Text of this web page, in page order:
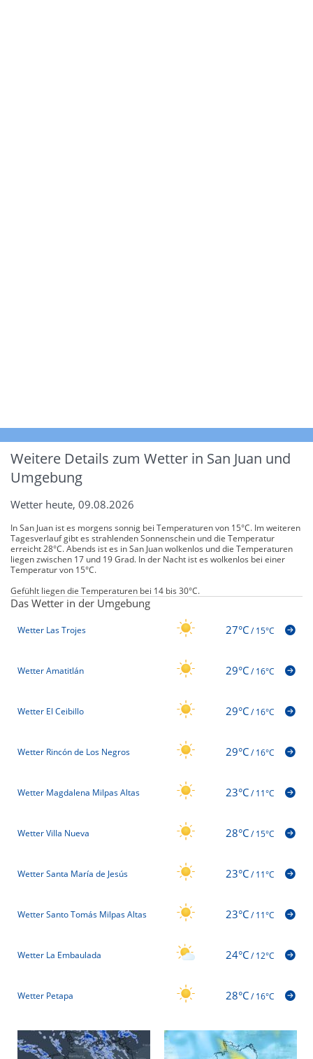
Weitere Details zum Wetter in San Juan und
Umgebung
Wetter heute, 09.08.2026
In San Juan ist es morgens sonnig bei Temperaturen von 15°C. Im weiteren
Tagesverlauf gibt es strahlenden Sonnenschein und die Temperatur
erreicht 28°C. Abends ist es in San Juan wolkenlos und die Temperaturen
liegen zwischen 17 und 19 Grad. In der Nacht ist es wolkenlos bei einer
Temperatur von 15°C.
Gefühlt liegen die Temperaturen bei 14 bis 30°C.
Das Wetter in der Umgebung
Wetter Las Trojes 27°C/15°C
Wetter Amatitlán 29°C/16°C
Wetter El Ceibillo 29°C/16°C
Wetter Rincón de Los Negros 29°C/16°C
Wetter Magdalena Milpas Altas 23°C/11°C
Wetter Villa Nueva 28°C/15°C
Wetter Santa María de Jesús 23°C/11°C
Wetter Santo Tomás Milpas Altas 23°C/11°C
Wetter La Embaulada 24°C/12°C
Wetter Petapa 28°C/16°C